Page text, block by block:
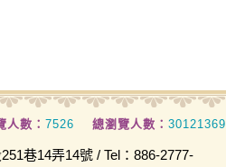
人數： 7526 總瀏覽人數： 30121369
巷14弄14號 / Tel：886-2777-